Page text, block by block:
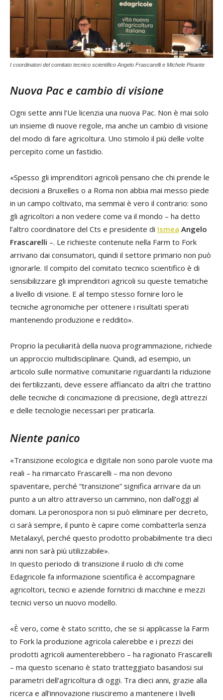
I coordinatori del comitato tecnico scientifico Angelo Frascarelli e Michele Pisante
Nuova Pac e cambio di visione
Ogni sette anni l’Ue licenzia una nuova Pac. Non è mai solo
un insieme di nuove regole, ma anche un cambio di visione
del modo di fare agricoltura. Uno stimolo il più delle volte
percepito come un fastidio.
«Spesso gli imprenditori agricoli pensano che chi prende le
decisioni a Bruxelles o a Roma non abbia mai messo piede
in un campo coltivato, ma semmai è vero il contrario: sono
gli agricoltori a non vedere come va il mondo – ha detto
l’altro coordinatore del Cts e presidente di Ismea Angelo
Frascarelli –. Le richieste contenute nella Farm to Fork
arrivano dai consumatori, quindi il settore primario non può
ignorarle. Il compito del comitato tecnico scientifico è di
sensibilizzare gli imprenditori agricoli su queste tematiche
a livello di visione. E al tempo stesso fornire loro le
tecniche agronomiche per ottenere i risultati sperati
mantenendo produzione e reddito».
Proprio la peculiarità della nuova programmazione, richiede
un approccio multidisciplinare. Quindi, ad esempio, un
articolo sulle normative comunitarie riguardanti la riduzione
dei fertilizzanti, deve essere affiancato da altri che trattino
delle tecniche di concimazione di precisione, degli attrezzi
e delle tecnologie necessari per praticarla.
Niente panico
«Transizione ecologica e digitale non sono parole vuote ma
reali – ha rimarcato Frascarelli – ma non devono
spaventare, perché “transizione” significa arrivare da un
punto a un altro attraverso un cammino, non dall’oggi al
domani. La peronospora non si può eliminare per decreto,
ci sarà sempre, il punto è capire come combatterla senza
Metalaxyl, perché questo prodotto probabilmente tra dieci
anni non sarà più utilizzabile».
In questo periodo di transizione il ruolo di chi come
Edagricole fa informazione scientifica è accompagnare
agricoltori, tecnici e aziende fornitrici di macchine e mezzi
tecnici verso un nuovo modello.
«È vero, come è stato scritto, che se si applicasse la Farm
to Fork la produzione agricola calerebbe e i prezzi dei
prodotti agricoli aumenterebbero – ha ragionato Frascarelli
– ma questo scenario è stato tratteggiato basandosi sui
parametri dell’agricoltura di oggi. Tra dieci anni, grazie alla
ricerca e all’innovazione riusciremo a mantenere i livelli